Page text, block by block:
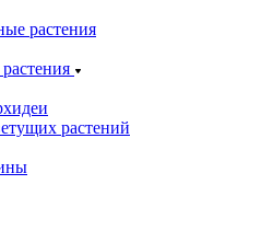
растения
растений